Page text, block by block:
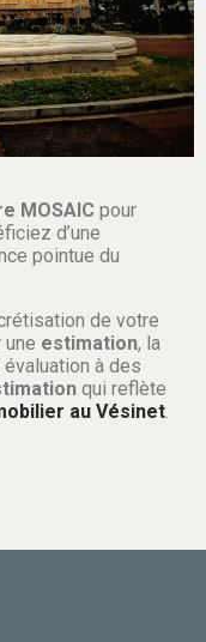
MOSAIC pour
d’une
pointue du
de votre
une estimation, la
à des
qui reflète
au Vésinet.